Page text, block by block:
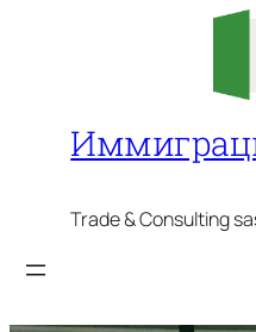
Trade & Consulting